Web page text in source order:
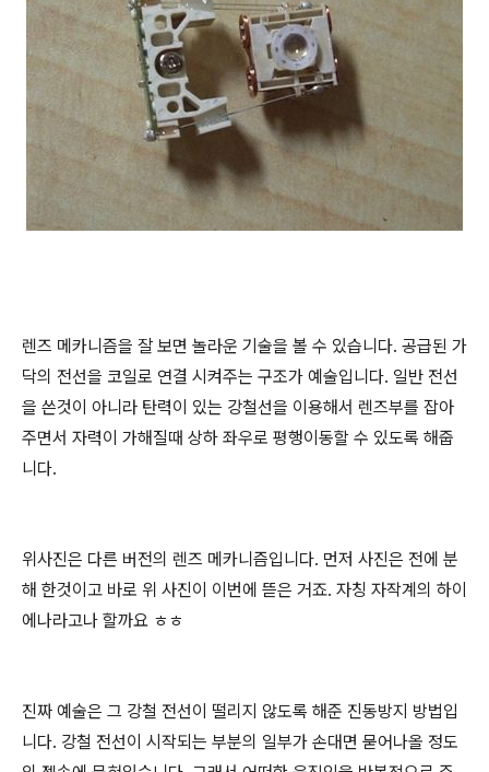
렌즈 메카니즘을 잘 보면 놀라운 기술을 볼 수 있습니다. 공급된 가
닥의 전선을 코일로 연결 시켜주는 구조가 예술입니다. 일반 전선
을 쓴것이 아니라 탄력이 있는 강철선을 이용해서 렌즈부를 잡아
주면서 자력이 가해질때 상하 좌우로 평행이동할 수 있도록 해줍
니다.
위사진은 다른 버전의 렌즈 메카니즘입니다. 먼저 사진은 전에 분
해 한것이고 바로 위 사진이 이번에 뜯은 거죠. 자칭 자작계의 하이
에나라고나 할까요 ㅎㅎ
진짜 예술은 그 강철 전선이 떨리지 않도록 해준 진동방지 방법입
니다. 강철 전선이 시작되는 부분의 일부가 손대면 묻어나올 정도